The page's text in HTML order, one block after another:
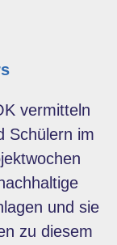
vermitteln
Schülern im
und sie
zu diesem